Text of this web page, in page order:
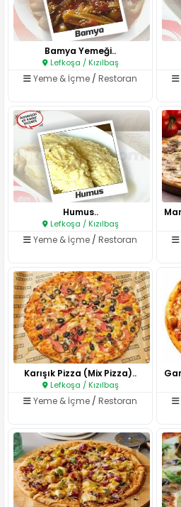
Bamya Yemeği..
Lefkoşa / Kızılbaş
Yeme & İçme / Restoran
Humus..
Lefkoşa / Kızılbaş
Yeme & İçme / Restoran
Karışık Pizza (Mix Pizza)..
Lefkoşa / Kızılbaş
Yeme & İçme / Restoran